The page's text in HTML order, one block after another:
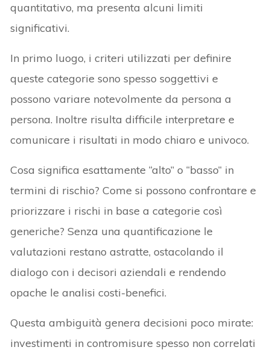
quantitativo, ma presenta alcuni limiti
significativi.
In primo luogo, i criteri utilizzati per definire
queste categorie sono spesso soggettivi e
possono variare notevolmente da persona a
persona. Inoltre risulta difficile interpretare e
comunicare i risultati in modo chiaro e univoco.
Cosa significa esattamente “alto” o “basso” in
termini di rischio? Come si possono confrontare e
priorizzare i rischi in base a categorie così
generiche? Senza una quantificazione le
valutazioni restano astratte, ostacolando il
dialogo con i decisori aziendali e rendendo
opache le analisi costi-benefici.
Questa ambiguità genera decisioni poco mirate:
investimenti in contromisure spesso non correlati